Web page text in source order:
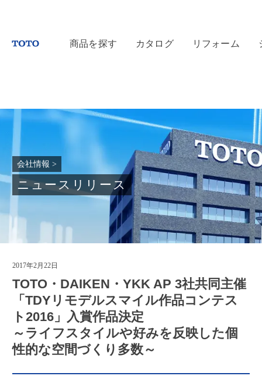
商品を探す カタログ リフォーム
会社情報 >
ニュースリリース
2017年2月22日
TOTO・DAIKEN・YKK AP 3社共同主催
「TDYリモデルスマイル作品コンテス
ト2016」入賞作品決定
～ライフスタイルや好みを反映した個
性的な空間づくり多数～